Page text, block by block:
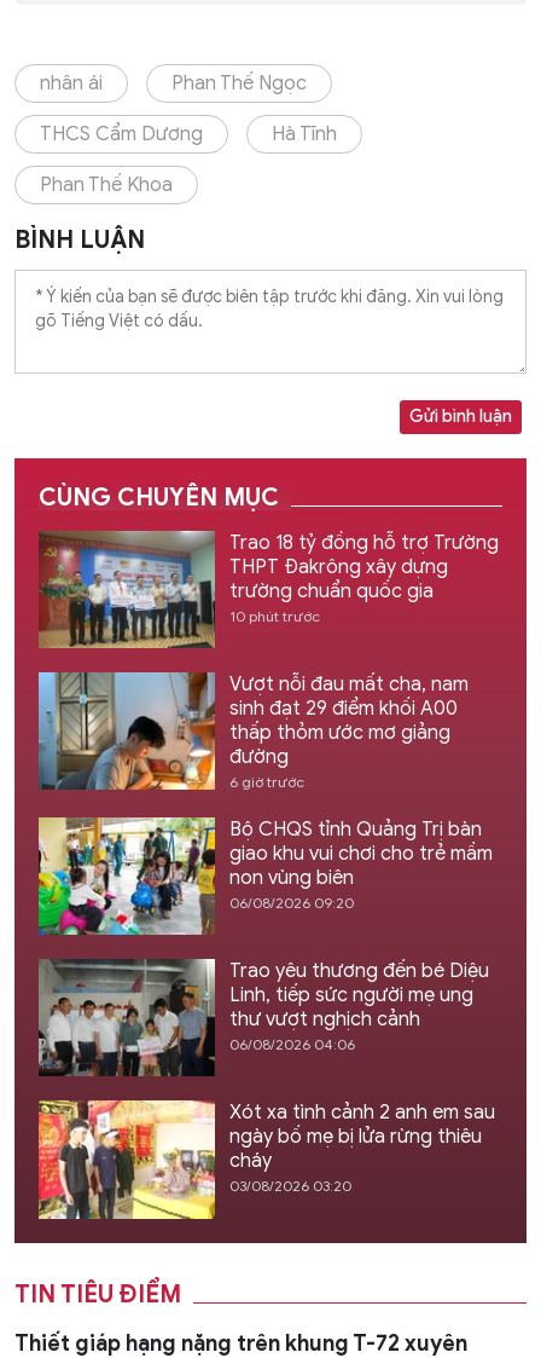
nhân ái Phan Thế Ngọc
THCS Cẩm Dương Hà Tĩnh
Phan Thế Khoa
BÌNH LUẬN
Gửi bình luận
CÙNG CHUYÊN MỤC
Trao 18 tỷ đồng hỗ trợ Trường
THPT Đakrông xây dựng
trường chuẩn quốc gia
10 phút trước
Vượt nỗi đau mất cha, nam
sinh đạt 29 điểm khối A00
thấp thỏm ước mơ giảng
đường
6 giờ trước
Bộ CHQS tỉnh Quảng Trị bàn
giao khu vui chơi cho trẻ mầm
non vùng biên
06/08/2026 09:20
Trao yêu thương đến bé Diệu
Linh, tiếp sức người mẹ ung
thư vượt nghịch cảnh
06/08/2026 04:06
Xót xa tình cảnh 2 anh em sau
ngày bố mẹ bị lửa rừng thiêu
cháy
03/08/2026 03:20
TIN TIÊU ĐIỂM
Thiết giáp hạng nặng trên khung T-72 xuyên